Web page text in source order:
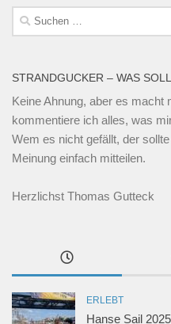
Suchen
nach:
STRANDGUCKER – WAS
Keine Ahnung, aber es macht
kommentiere ich alles, was
Wem es nicht gefällt, der
Meinung einfach mitteilen.
Herzlichst Thomas Gutteck
ERLEBT
Hanse Sail 2025